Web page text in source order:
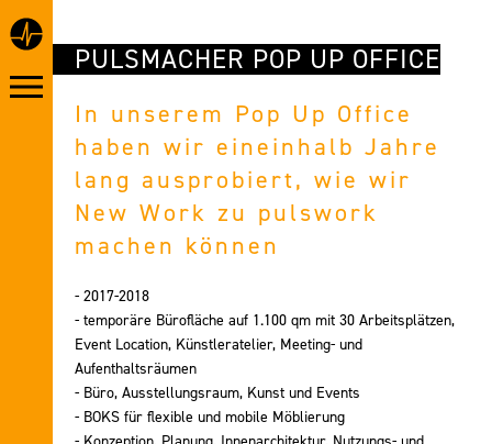
PULSMACHER POP UP OFFICE
In unserem Pop Up Office
haben wir eineinhalb Jahre
lang ausprobiert, wie wir
New Work zu pulswork
machen können
- 2017-2018
- temporäre Bürofläche auf 1.100 qm mit 30 Arbeitsplätzen,
Event Location, Künstleratelier, Meeting- und
Aufenthaltsräumen
- Büro, Ausstellungsraum, Kunst und Events
- BOKS für flexible und mobile Möblierung